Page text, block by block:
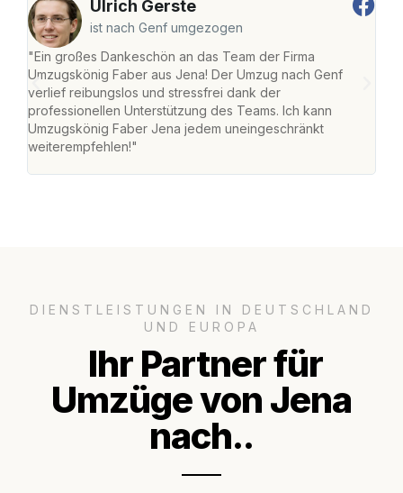
Ulrich Gerste
ist nach Genf umgezogen
"Ein großes Dankeschön an das Team der Firma
Umzugskönig Faber aus Jena! Der Umzug nach Genf
verlief reibungslos und stressfrei dank der
professionellen Unterstützung des Teams. Ich kann
Umzugskönig Faber Jena jedem uneingeschränkt
weiterempfehlen!"
DIENSTLEISTUNGEN IN DEUTSCHLAND
UND EUROPA
Ihr Partner für
Umzüge von Jena
nach..